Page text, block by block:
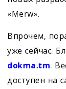
«Merw».
Впрочем,
уже сейчас.
dokma.tm.
доступен на